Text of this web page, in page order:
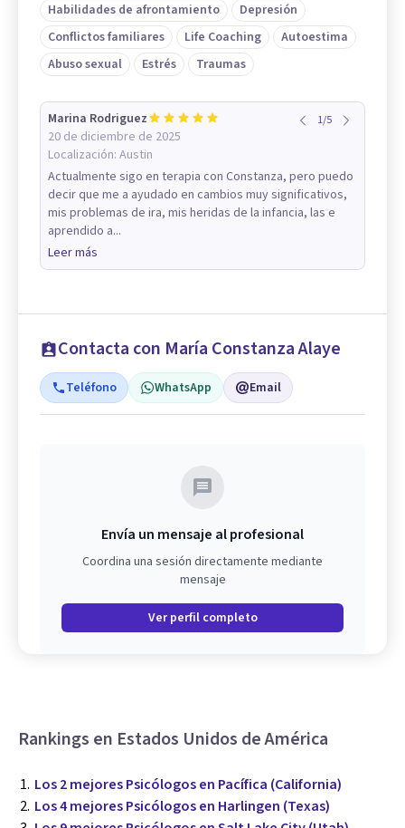
Habilidades de afrontamiento
Depresión
Conflictos familiares
Life Coaching
Autoestima
Abuso sexual
Estrés Traumas
Marina Rodriguez
20 de diciembre de 2025
Localización: Austin
1/5
Actualmente sigo en terapia con Constanza, pero puedo
decir que me a ayudado en cambios muy significativos,
mis problemas de ira, mis heridas de la infancia, las e
aprendido a...
Leer más
Contacta con María Constanza Alaye
Teléfono WhatsApp Email
Envía un mensaje al profesional
Coordina una sesión directamente mediante
mensaje
Ver perfil completo
Rankings en Estados Unidos de América
Los 2 mejores Psicólogos en Pacífica (California)
Los 4 mejores Psicólogos en Harlingen (Texas)